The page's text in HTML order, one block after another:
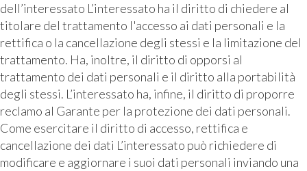
dell’interessato L’interessato ha il diritto di chiedere al
titolare del trattamento l'accesso ai dati personali e la
rettifica o la cancellazione degli stessi e la limitazione del
trattamento. Ha, inoltre, il diritto di opporsi al
trattamento dei dati personali e il diritto alla portabilità
degli stessi. L’interessato ha, infine, il diritto di proporre
reclamo al Garante per la protezione dei dati personali.
Come esercitare il diritto di accesso, rettifica e
cancellazione dei dati L’interessato può richiedere di
modificare e aggiornare i suoi dati personali inviando una